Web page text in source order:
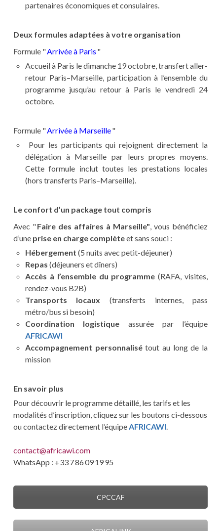
partenaires économiques et consulaires.
Deux formules adaptées à votre organisation
Formule "Arrivée à Paris "
Accueil à Paris le dimanche 19 octobre, transfert aller-
retour Paris–Marseille, participation à l’ensemble du
programme jusqu’au retour à Paris le vendredi 24
octobre.
Formule "Arrivée à Marseille"
Pour les participants qui rejoignent directement la
délégation à Marseille par leurs propres moyens.
Cette formule inclut toutes les prestations locales
(hors transferts Paris–Marseille).
Le confort d’un package tout compris
Avec "Faire des affaires à Marseille", vous bénéficiez
d’une prise en charge complèteet sans souci :
Hébergement (5 nuits avec petit-déjeuner)
Repas (déjeuners et dîners)
Accès à l’ensemble du programme (RAFA, visites,
rendez-vous B2B)
Transports locaux (transferts internes, pass
métro/bus si besoin)
Coordination logistique assurée par l’équipe
AFRICAWI
Accompagnement personnalisétout au long de la
mission
En savoir plus
Pour découvrir le programme détaillé, les tarifs et les
modalités d’inscription, cliquez sur les boutons ci-dessous
ou contactez directement l’équipeAFRICAWI.
contact@africawi.com
WhatsApp : +33 7 86 09 19 95
CPCCAF